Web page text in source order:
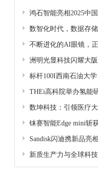
 鸿石智能亮相2025中国国际Mini/Micro-LED
 数智化时代，数据存
 不断进化的AI眼镜，正掀
 洲明光显科技闪耀大阪世博，
 标杆100I西南石油大学：根植
 THEi高科院举办氢能研讨会「迈向氢经济循环：实践与机遇」暨项目
 数坤科技：引领医疗
 铼赛智能Edge mini斩获2025法国设
 Sandisk闪迪携新品亮
 新质生产力与全球科技合作：玻